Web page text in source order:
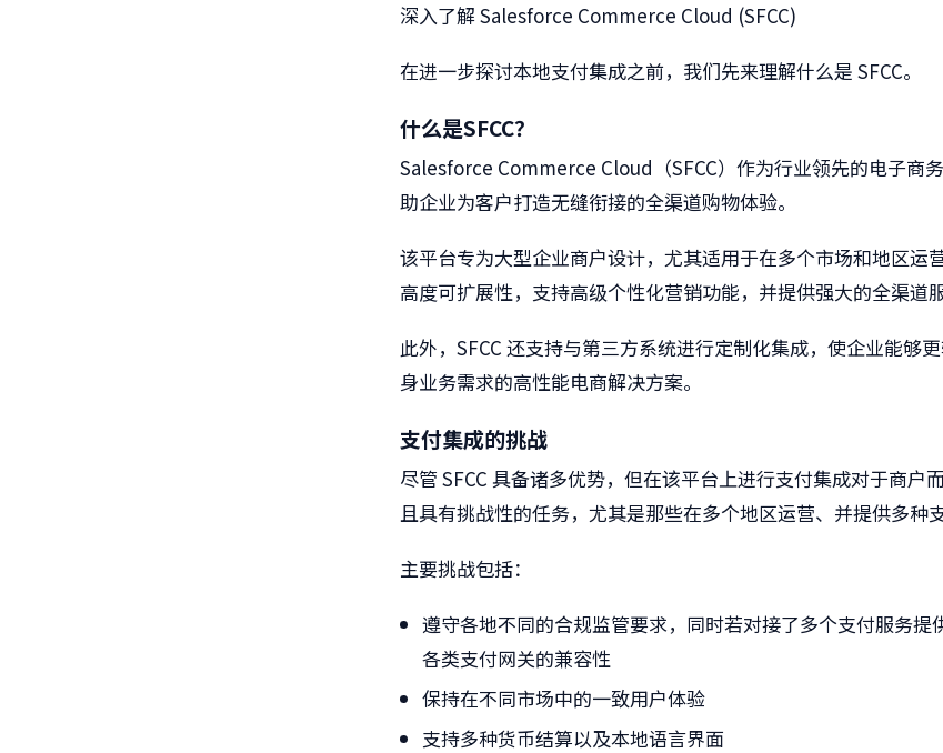
深入了解 Salesforce Commerce Cloud (SFCC)
在进一步探讨本地支付集成之前，我们先来理解什么是 SFCC。
什么是SFCC？
Salesforce Commerce Cloud（SFCC）作为行业领先的电子商
助企业为客户打造无缝衔接的全渠道购物体验。
该平台专为大型企业商户设计，尤其适用于在多个市场和地区运
高度可扩展性，支持高级个性化营销功能，并提供强大的全渠道
此外，SFCC 还支持与第三方系统进行定制化集成，使企业能够
身业务需求的高性能电商解决方案。
支付集成的挑战
尽管 SFCC 具备诸多优势，但在该平台上进行支付集成对于商户
且具有挑战性的任务，尤其是那些在多个地区运营、并提供多种
主要挑战包括：
遵守各地不同的合规监管要求，同时若对接了多个支付服务提
各类支付网关的兼容性
保持在不同市场中的一致用户体验
支持多种货币结算以及本地语言界面